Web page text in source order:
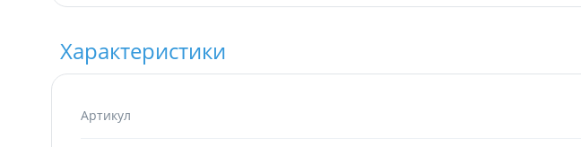
Характеристики
Артикул